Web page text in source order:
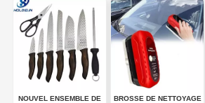
NOUVEL ENSEMBLE DE
BROSSE DE NETTOYAGE